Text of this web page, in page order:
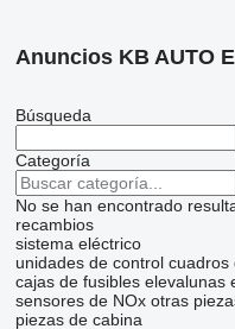
Anuncios KB AUTO
Búsqueda
Categoría
No se han encontrado
recambios
sistema eléctrico
unidades de control cuadros
cajas de fusibles elevalunas
sensores de NOx otras
piezas de cabina